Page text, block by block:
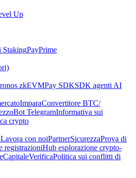
Up
StakingPayPrime
zkEVMPay SDKSDK agenti AI
ImparaConvertitore BTC/
Bot TelegramInformativa sui
crypto
Lavora con noiPartnerSicurezzaProva di
registrazioniHub esplorazione crypto-
CapitaleVerificaPolitica sui conflitti di